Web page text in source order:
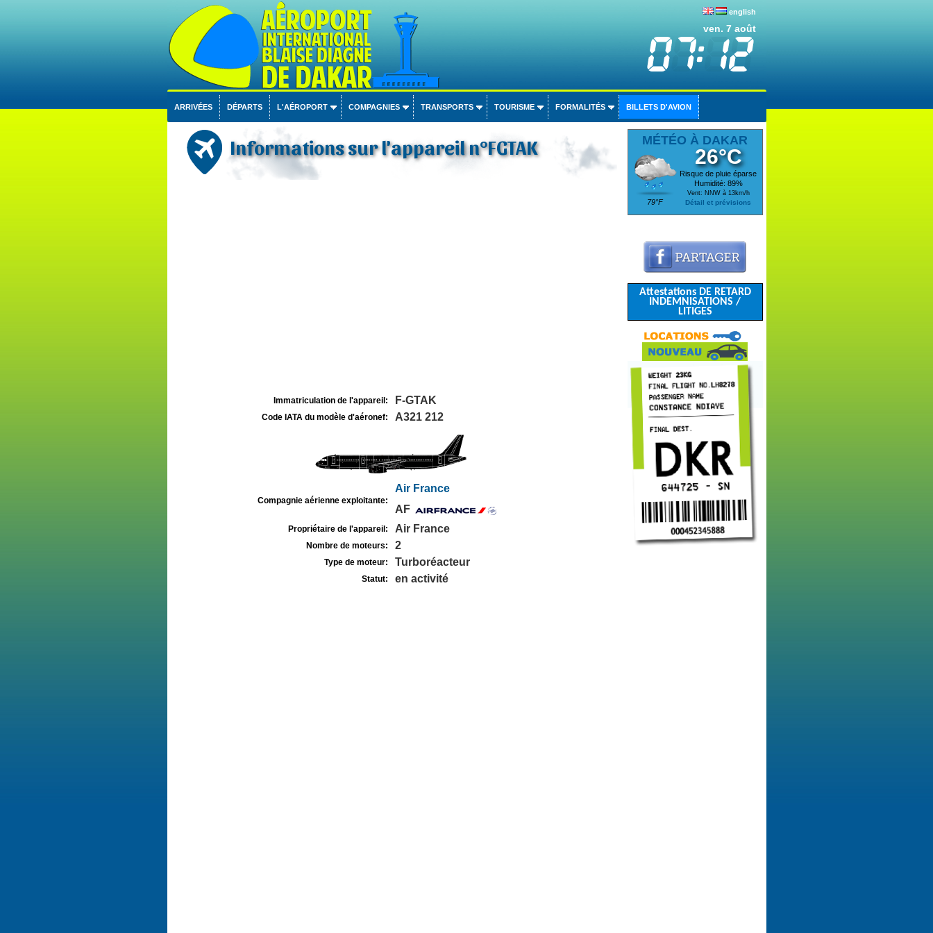
english
ven. 7 août
ARRIVÉES DÉPARTS L'AÉROPORT COMPAGNIES TRANSPORTS TOURISME FORMALITÉS BILLETS D'AVION
Informations sur l'appareil n°FGTAK
Immatriculation de l'appareil: F-GTAK
Code IATA du modèle d'aéronef: A321 212
Compagnie aérienne exploitante:
Air France
AF
Propriétaire de l'appareil: Air France
Nombre de moteurs: 2
Type de moteur: Turboréacteur
Statut: en activité
MÉTÉO À DAKAR
79°F
26°C
Risque de pluie éparse
Humidité: 89%
Vent: NNW à 13km/h
Détail et prévisions
Attestations DE RETARD
INDEMNISATIONS /
LITIGES